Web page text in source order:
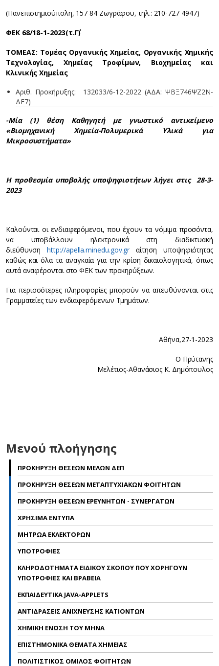
(Πανεπιστημιούπολη, 157 84 Ζωγράφου, τηλ.: 210-727 4947)
ΦEK 68/18-1-2023(τ.Γ΄)
ΤΟΜΕΑΣ: Τομέας Οργανικής Χημείας, Οργανικής Χημικής
Τεχνολογίας, Χημείας Τροφίμων, Βιοχημείας και
Κλινικής Χημείας
Αριθ. Προκήρυξης: 132033/6-12-2022 (ΑΔΑ: ΨΒΞ746ΨΖ2Ν-
ΔΕ7)
-Μία (1) θέση Καθηγητή με γνωστικό αντικείμενο
«Βιομηχανική Χημεία-Πολυμερικά Υλικά για
Μικροσυστήματα»
Η προθεσμία υποβολής υποψηφιοτήτων λήγει στις 28-3-
2023
Καλούνται οι ενδιαφερόμενοι, που έχουν τα νόμιμα προσόντα,
να υποβάλλουν ηλεκτρονικά στη διαδικτυακή
διεύθυνσηhttp://apella.minedu.gov.gr αίτηση υποψηφιότητας
καθώς και όλα τα αναγκαία για την κρίση δικαιολογητικά, όπως
αυτά αναφέρονται στο ΦΕΚ των προκηρύξεων.
Για περισσότερες πληροφορίες μπορούν να απευθύνονται στις
Γραμματείες των ενδιαφερόμενων Τμημάτων.
Αθήνα,27-1-2023
Ο Πρύτανης
Μελέτιος-Αθανάσιος Κ. Δημόπουλος
Μενού πλοήγησης
ΠΡΟΚΗΡΥΞΗ ΘΕΣΕΩΝ ΜΕΛΩΝ ΔΕΠ
ΠΡΟΚΗΡΥΞΗ ΘΕΣΕΩΝ ΜΕΤΑΠΤΥΧΙΑΚΩΝ ΦΟΙΤΗΤΩΝ
ΠΡΟΚΗΡΥΞΗ ΘΕΣΕΩΝ ΕΡΕΥΝΗΤΩΝ - ΣΥΝΕΡΓΑΤΩΝ
ΧΡΗΣΙΜΑ ΕΝΤΥΠΑ
ΜΗΤΡΩΑ ΕΚΛΕΚΤΟΡΩΝ
ΥΠΟΤΡΟΦΙΕΣ
ΚΛΗΡΟΔΟΤΗΜΑΤΑ ΕΙΔΙΚΟΥ ΣΚΟΠΟΥ ΠΟΥ ΧΟΡΗΓΟΥΝ
ΥΠΟΤΡΟΦΙΕΣ ΚΑΙ ΒΡΑΒΕΙΑ
ΕΚΠΑΙΔΕΥΤΙΚΑ JAVA-APPLETS
ΑΝΤΙΔΡΑΣΕΙΣ ΑΝΙΧΝΕΥΣΗΣ ΚΑΤΙΟΝΤΩΝ
ΧΗΜΙΚΗ ΕΝΩΣΗ ΤΟΥ ΜΗΝΑ
ΕΠΙΣΤΗΜΟΝΙΚΑ ΘΕΜΑΤΑ ΧΗΜΕΙΑΣ
ΠΟΛΙΤΙΣΤΙΚΟΣ ΟΜΙΛΟΣ ΦΟΙΤΗΤΩΝ